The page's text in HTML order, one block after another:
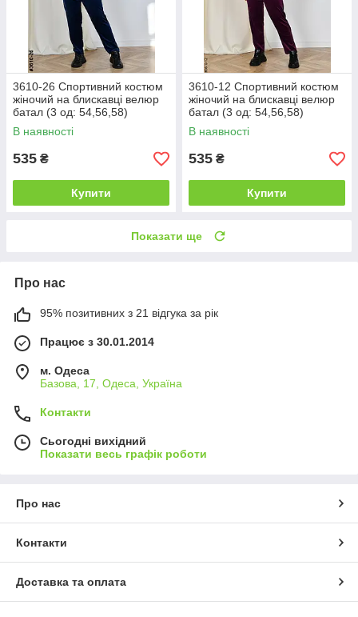
3610-26 Спортивний костюм
жіночий на блискавці велюр
батал (3 од: 54,56,58)
В наявності
535 ₴
Купити
3610-12 Спортивний костюм
жіночий на блискавці велюр
батал (3 од: 54,56,58)
В наявності
535 ₴
Купити
Показати ще
Про нас
95% позитивних з 21 відгука за рік
Працює з 30.01.2014
м. Одеса
Базова, 17, Одеса, Україна
Контакти
Сьогодні вихідний
Показати весь графік роботи
Про нас
Контакти
Доставка та оплата